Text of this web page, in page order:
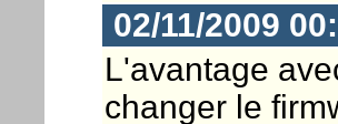
02/11/2009
L'avantage
changer le